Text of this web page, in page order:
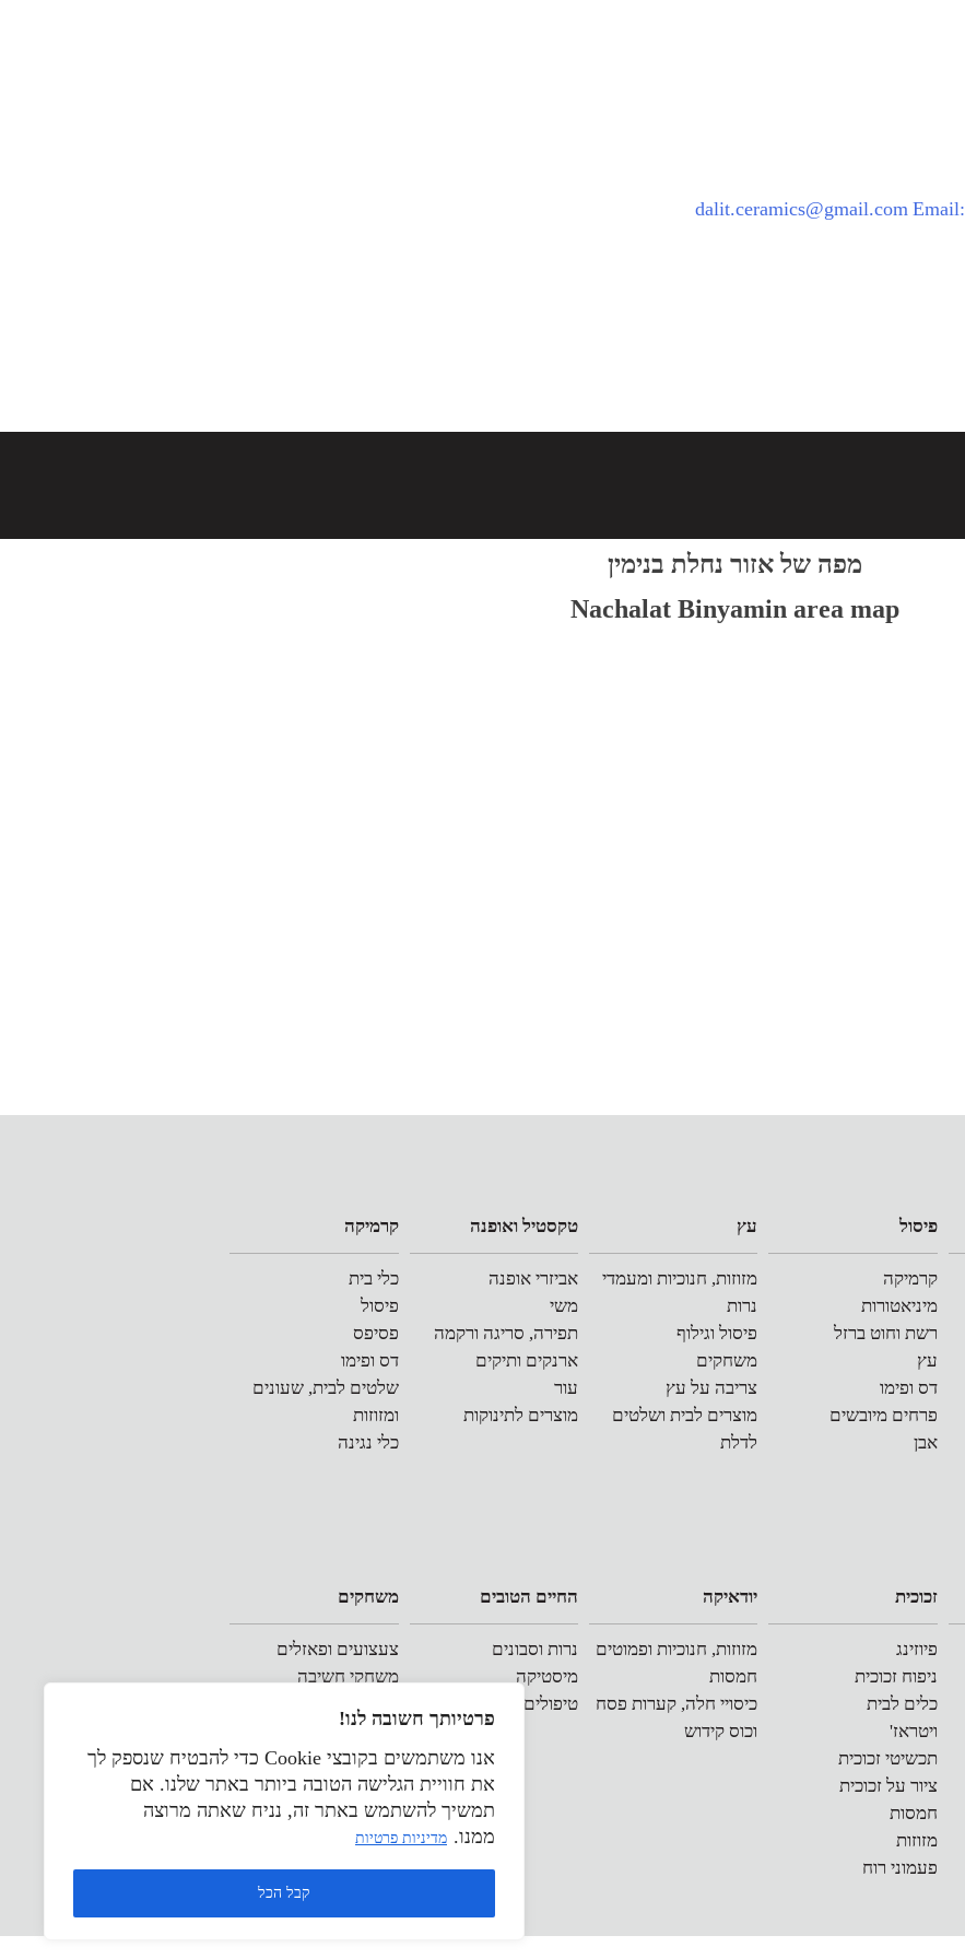
פרטיותך חשובה לנו!
אנו משתמשים בקובצי Cookie כדי להבטיח שנספק לך
את חוויית הגלישה הטובה ביותר באתר שלנו. אם
תמשיך להשתמש באתר זה, נניח שאתה מרוצה
ממנו. מדיניות פרטיות
קבל הכל
dalit.ceramics@gmail.com Email:
מפה של אזור נחלת בנימין
Nachalat Binyamin area map
פיסול
קרמיקה
מיניאטורות
רשת וחוט ברזל
עץ
דס ופימו
פרחים מיובשים
אבן
עץ
מזוזות, חנוכיות ומעמדי
נרות
פיסול וגילוף
משחקים
צריבה על עץ
מוצרים לבית ושלטים
לדלת
טקסטיל ואופנה
אביזרי אופנה
משי
תפירה, סריגה ורקמה
ארנקים ותיקים
עור
מוצרים לתינוקות
קרמיקה
כלי בית
פיסול
פסיפס
דס ופימו
שלטים לבית, שעונים
ומזוזות
כלי נגינה
זכוכית
פיוזינג
ניפוח זכוכית
כלים לבית
ויטראז'
תכשיטי זכוכית
ציור על זכוכית
חמסות
מזוזות
פעמוני רוח
יודאיקה
מזוזות, חנוכיות ופמוטים
חמסות
כיסויי חלה, קערות פסח
וכוס קידוש
החיים הטובים
נרות וסבונים
מיסטיקה
טיפולים אלטרנטיביים
משחקים
צעצועים ופאזלים
משחקי חשיבה